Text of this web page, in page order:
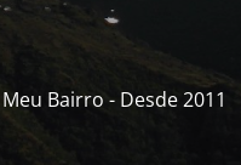
Bairro - Desde 2011